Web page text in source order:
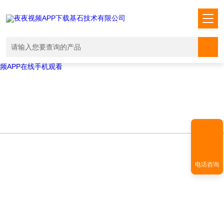
/www/wwwroot/T1.COM/func.phpon line
file_put_contents(./cachefile_yuan/shendoushi.net/cache/90/92e79/
failed to open stream: No such file or directory in
/www/wwwroot/T1.COM/func.php
夜夜视频APP下载,夜夜爽视频APP看片,夜夜夜风流视频下载APP,夜夜视
频APP在线手机观看
电话咨询